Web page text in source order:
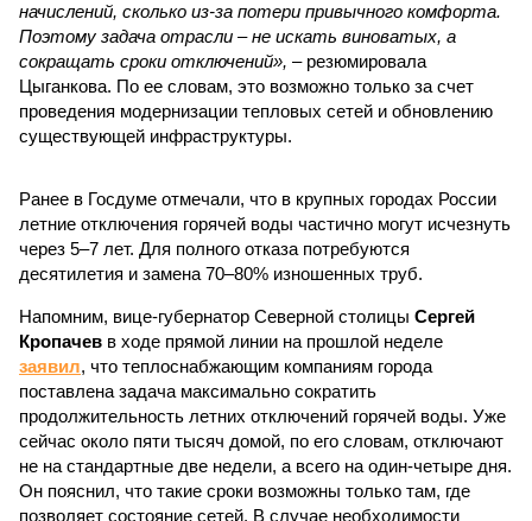
начислений, сколько из-за потери привычного комфорта.
Поэтому задача отрасли – не искать виноватых, а
сокращать сроки отключений», – резюмировала
Цыганкова. По ее словам, это возможно только за счет
проведения модернизации тепловых сетей и обновлению
существующей инфраструктуры.
Ранее в Госдуме отмечали, что в крупных городах России
летние отключения горячей воды частично могут исчезнуть
через 5–7 лет. Для полного отказа потребуются
десятилетия и замена 70–80% изношенных труб.
Напомним, вице-губернатор Северной столицы Сергей
Кропачев в ходе прямой линии на прошлой неделе
заявил, что теплоснабжающим компаниям города
поставлена задача максимально сократить
продолжительность летних отключений горячей воды. Уже
сейчас около пяти тысяч домой, по его словам, отключают
не на стандартные две недели, а всего на один-четыре дня.
Он пояснил, что такие сроки возможны только там, где
позволяет состояние сетей. В случае необходимости